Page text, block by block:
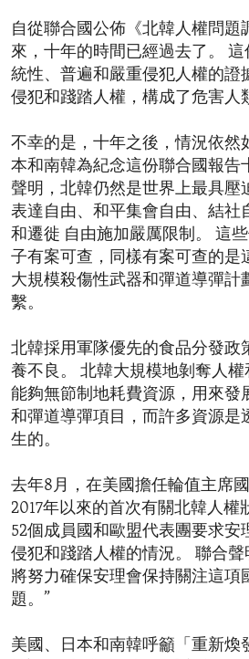
自從聯合國公佈《北韓人權問題
來，十年的時間已經過去了。
統性、普遍和嚴重侵犯人權的證
侵犯和踐踏人權，構成了危害人
不幸的是，十年之後，情況依然
本和南韓為紀念這份聯合國報告
聲明，北韓仍然是世界上最具壓
表達自由、和平集會自由、結社
和遷徙 自由施加嚴厲限制。 這
子有案可查，同樣有案可查的是
大規模殺傷性武器和彈道導彈計
繫。
北韓採用軍隊優先的食品分發政
養不良。 北韓大規模地剝奪人
能夠無節制地耗費資源，用來發
和彈道導彈項目，而許多資源是
生的。
去年8月，在美國擔任輪值主席
2017年以來的首次有關北韓人權
52個成員國和歐盟代表團要求安
侵犯和踐踏人權的情況。 聯合聲
將努力確保安理會保持關注這項
題。”
美國、日本和南韓呼籲「重新煥